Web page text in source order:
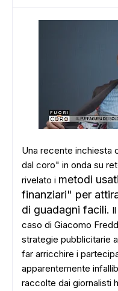
Una recente inchiesta
dal coro" in onda su
rivelato i metodi
finanziari" per
di guadagni facili.
caso di Giacomo
strategie pubblicitarie
far arricchire i
apparentemente
raccolte dai giornalisti